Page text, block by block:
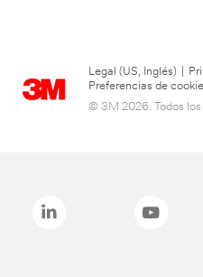
Legal (US, Inglés)
Preferencias de
© 3M 2026. Todos los